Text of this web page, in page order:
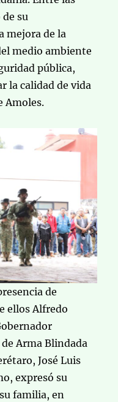
su
mejora de la
medio ambiente
pública,
la calidad de vida
Amoles.
de
ellos Alfredo
Arma Blindada
José Luis
expresó su
familia, en